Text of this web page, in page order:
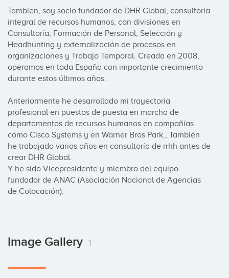
Tambien, soy socio fundador de DHR Global, consultoría
integral de recursos humanos, con divisiones en
Consultoría, Formación de Personal, Selección y
Headhunting y externalización de procesos en
organizaciones y Trabajo Temporal. Creada en 2008,
operamos en toda España con importante crecimiento
durante estos últimos años.
Anteriormente he desarrollado mi trayectoria
profesional en puestos de puesta en marcha de
departamentos de recursos humanos en compañías
cómo Cisco Systems y en Warner Bros Park., También
he trabajado varios años en consultoría de rrhh antes de
crear DHR Global.
Y he sido Vicepresidente y miembro del equipo
fundador de ANAC (Asociación Nacional de Agencias
de Colocación).
Image Gallery 1